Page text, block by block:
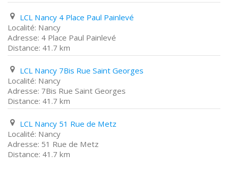
LCL Nancy 4 Place Paul Painlevé
Nancy
4 Place Paul Painlevé
41.7 km
LCL Nancy 7Bis Rue Saint Georges
Nancy
7Bis Rue Saint Georges
41.7 km
LCL Nancy 51 Rue de Metz
Nancy
51 Rue de Metz
41.7 km